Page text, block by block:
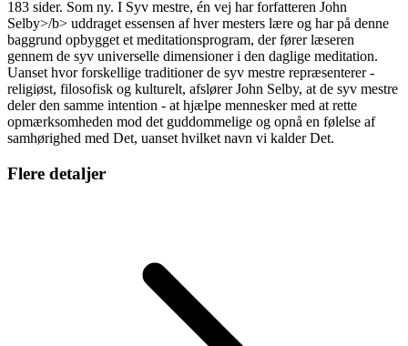
183 sider. Som ny. I Syv mestre, én vej har forfatteren John
Selby>/b> uddraget essensen af hver mesters lære og har på denne
baggrund opbygget et meditationsprogram, der fører læseren
gennem de syv universelle dimensioner i den daglige meditation.
Uanset hvor forskellige traditioner de syv mestre repræsenterer -
religiøst, filosofisk og kulturelt, afslører John Selby, at de syv mestre
deler den samme intention - at hjælpe mennesker med at rette
opmærksomheden mod det guddommelige og opnå en følelse af
samhørighed med Det, uanset hvilket navn vi kalder Det.
Flere detaljer